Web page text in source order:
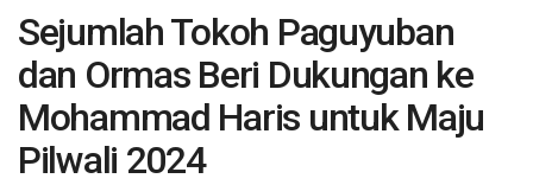
Sejumlah Tokoh Paguyuban
dan Ormas Beri Dukungan ke
Mohammad Haris untuk Maju
Pilwali 2024